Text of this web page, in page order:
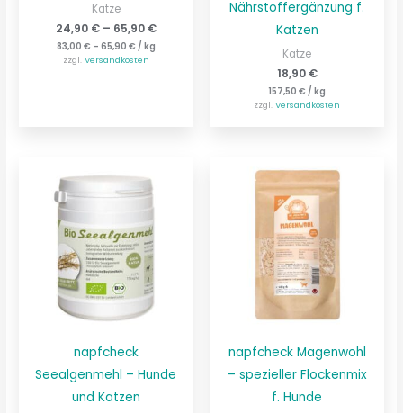
Katze
24,90 €– 65,90 €
83,00 € – 65,90 € / kg
zzgl. Versandkosten
Nährstoffergänzung f.
Katzen
Katze
18,90 €
157,50€ /kg
zzgl.Versandkosten
napfcheck
Seealgenmehl – Hunde
und Katzen
napfcheck Magenwohl
– spezieller Flockenmix
f. Hunde